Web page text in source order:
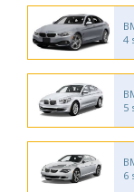
4
5
6